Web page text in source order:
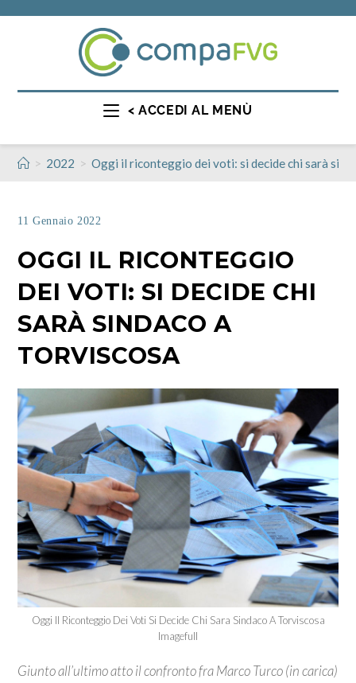
< ACCEDI AL MENÙ
> 2022 > Oggi il riconteggio dei voti: si decide chi sarà
11 Gennaio 2022
OGGI IL RICONTEGGIO
DEI VOTI: SI DECIDE CHI
SARÀ SINDACO A
TORVISCOSA
Oggi Il Riconteggio Dei Voti Si Decide Chi Sara Sindaco A Torviscosa
Imagefull
Giunto all’ultimo atto il confronto fra Marco Turco (in carica)